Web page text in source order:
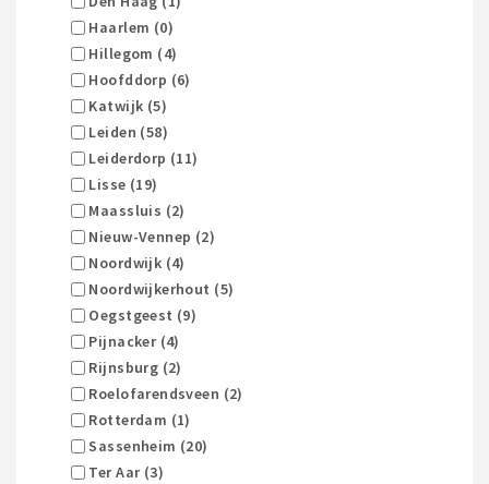
Haarlem (0)
Hillegom (4)
Hoofddorp (6)
Katwijk (5)
Leiden (58)
Leiderdorp (11)
Lisse (19)
Maassluis (2)
Nieuw-Vennep (2)
Noordwijk (4)
Noordwijkerhout (5)
Oegstgeest (9)
Pijnacker (4)
Rijnsburg (2)
Roelofarendsveen (2)
Rotterdam (1)
Sassenheim (20)
Ter Aar (3)